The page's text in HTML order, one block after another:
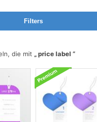
Filters
die mit
price label